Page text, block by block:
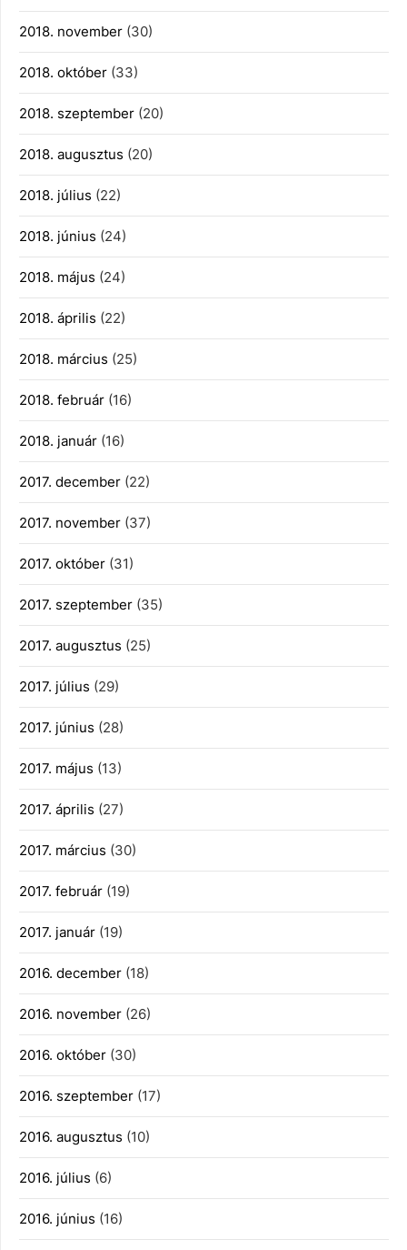
2018. november (30)
2018. október (33)
2018. szeptember (20)
2018. augusztus (20)
2018. július (22)
2018. június (24)
2018. május (24)
2018. április (22)
2018. március (25)
2018. február (16)
2018. január (16)
2017. december (22)
2017. november (37)
2017. október (31)
2017. szeptember (35)
2017. augusztus (25)
2017. július (29)
2017. június (28)
2017. május (13)
2017. április (27)
2017. március (30)
2017. február (19)
2017. január (19)
2016. december (18)
2016. november (26)
2016. október (30)
2016. szeptember (17)
2016. augusztus (10)
2016. július (6)
2016. június (16)